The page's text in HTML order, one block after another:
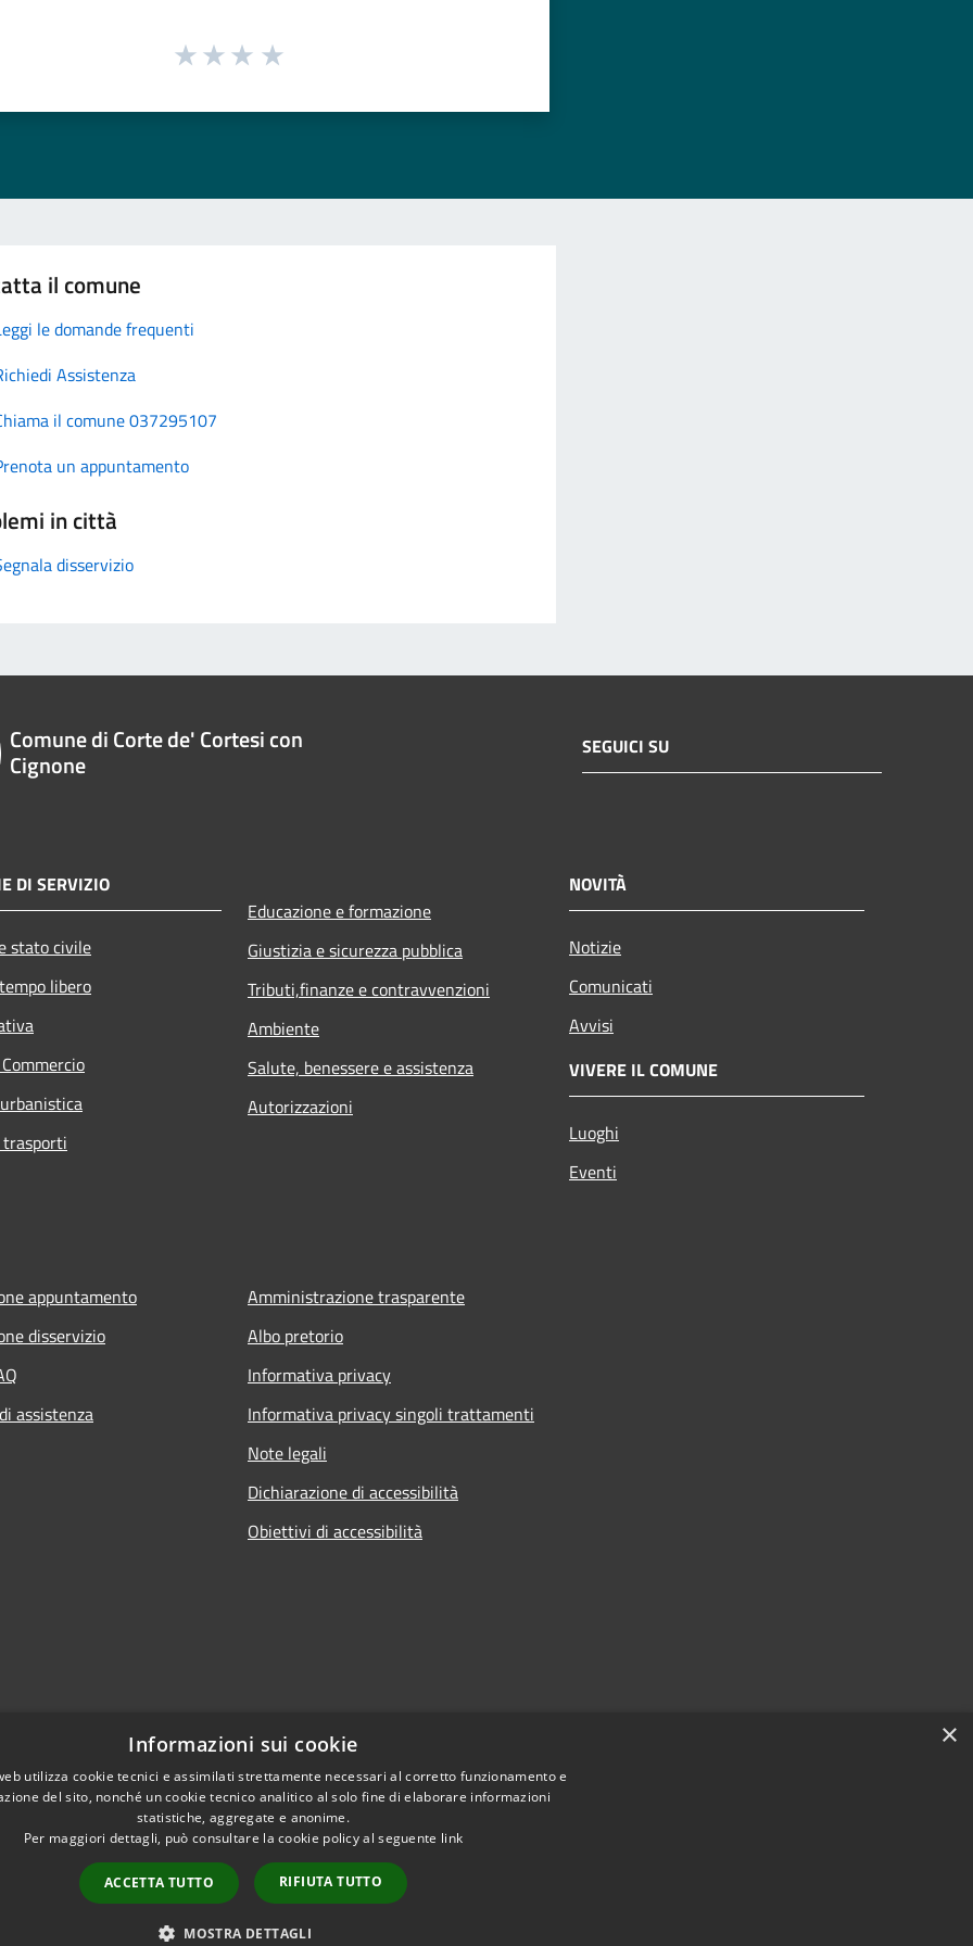
il comune
le domande frequenti
Assistenza
il comune 037295107
un appuntamento
in città
disservizio
Comune di Corte de' Cortesi con
Cignone
SEGUICI SU
DI SERVIZIO
stato civile
libero
Educazione e formazione
Giustizia e sicurezza pubblica
Tributi,finanze e contravvenzioni
Ambiente
Salute, benessere e assistenza
Autorizzazioni
NOVITÀ
Notizie
Comunicati
Avvisi
VIVERE IL COMUNE
Luoghi
Eventi
appuntamento
disservizio
assistenza
Amministrazione trasparente
Albo pretorio
Informativa privacy
Informativa privacy singoli trattamenti
Note legali
Dichiarazione di accessibilità
Obiettivi di accessibilità
Copyright © 2026 • Comune di Corte de' Cortesi con Cignone • Powered by
×
Informazioni sui cookie
utilizza cookie tecnici e assimilati strettamente necessari al corretto funzionamento e
del sito, nonché un cookie tecnico analitico al solo fine di elaborare informazioni
statistiche, aggregate e anonime.
Per maggiori dettagli, può consultare la cookie policy al seguente link
ACCETTA TUTTO RIFIUTA TUTTO
MOSTRA DETTAGLI